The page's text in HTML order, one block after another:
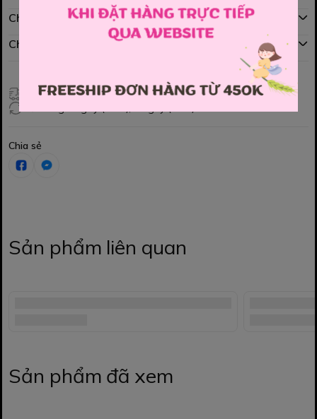
Chính sách mua hàng
Chính sách đổi hàng
Giao hàng toàn quốc
Chia sẻ
Sản phẩm liên quan
Sản phẩm đã xem